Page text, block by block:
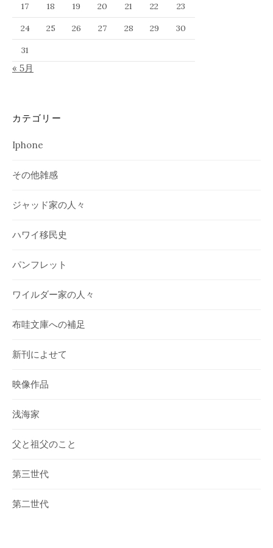
17
18 19 20 21 22
23
24
25 26 27 28 29
30
31
« 5月
カテゴリー
Iphone
その他雑感
ジャッド家の人々
ハワイ移民史
パンフレット
ワイルダー家の人々
布哇文庫への補足
新刊によせて
映像作品
浅海家
父と祖父のこと
第三世代
第二世代